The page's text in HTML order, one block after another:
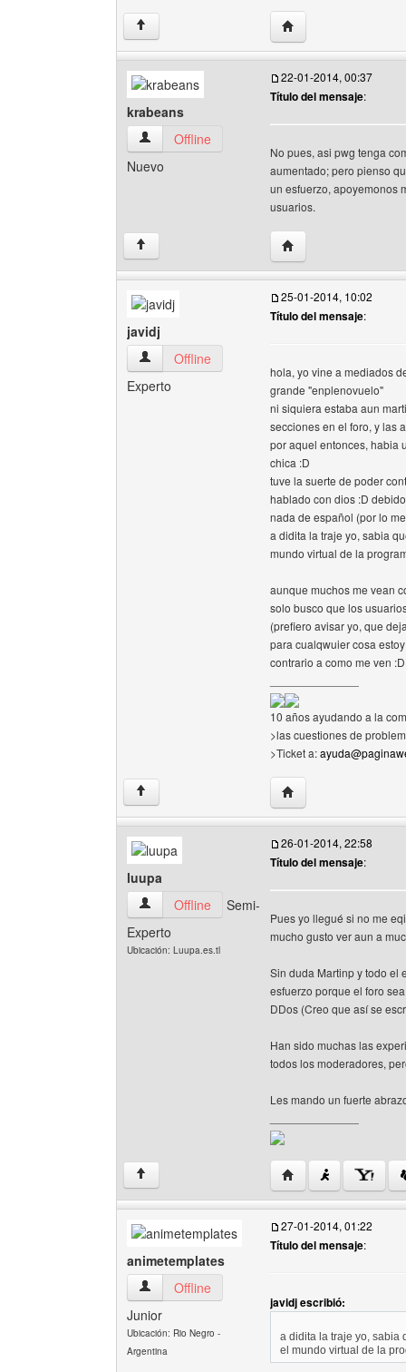
↑ Visitar sitio web del
krabeans
krabeans Ver perfil del usuario
Offline
Nuevo
22-01-2014, 00:37
Título del mensaje:
No pues, asi pwg tenga
aumentado; pero pienso
un esfuerzo, apoyemonos
usuarios.
↑ Visitar sitio web del
javidj
javidj Ver perfil del usuario
Offline
Experto
25-01-2014, 10:02
Título del mensaje:
hola, yo vine a mediados
grande "enplenovuelo"
ni siquiera estaba aun
secciones en el foro, y las
por aquel entonces, habia
chica :D
tuve la suerte de poder
hablado con dios :D
nada de español (por lo
a didita la traje yo, sabia
mundo virtual de la
aunque muchos me vean
solo busco que los
(prefiero avisar yo, que
para cualqwuier cosa
contrario a como me ven
10 años ayudando a la
>las cuestiones de
>Ticket a:
↑ Visitar sitio web del
luupa
luupa Ver perfil del usuario
Offline
Semi-
Experto
Ubicación: Luupa.es.tl
26-01-2014, 22:58
Título del mensaje:
Pues yo llegué si no me
mucho gusto ver aun a
Sin duda Martinp y todo el
esfuerzo porque el foro
DDos (Creo que así se
Han sido muchas las
todos los moderadores,
Les mando un fuerte
↑ Visitar sitio web del
animetemplates
animetemplates Ver perfil del usuario
Offline
Junior
Ubicación: Rio Negro -
Argentina
27-01-2014, 01:22
Título del mensaje:
javidj escribió:
a didita la traje yo, sabia
el mundo virtual de la